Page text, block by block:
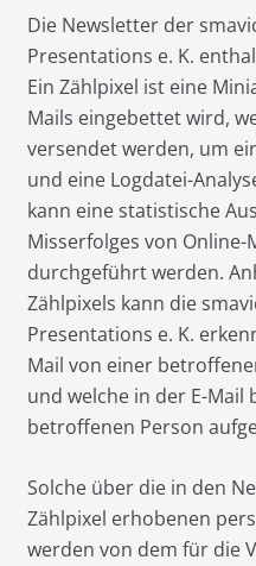
Die Newsletter der
Presentations e. K.
Ein Zählpixel ist eine
Mails eingebettet wird,
versendet werden, um
und eine Logdatei-
kann eine statistische
Misserfolges von
durchgeführt werden.
Zählpixels kann die
Presentations e. K.
Mail von einer
und welche in der E-
betroffenen Person
Solche über die in den
Zählpixel erhobenen
werden von dem für die